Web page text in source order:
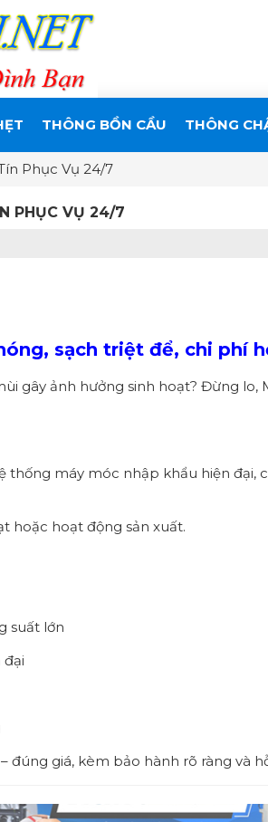
THÔNG BỒN CẦU THÔNG
Phục Vụ 24/7
PHỤC VỤ 24/7
sạch triệt để, chi phí
gây ảnh hưởng sinh hoạt? Đừng
thống máy móc nhập khẩu hiện
hoặc hoạt động sản xuất.
suất lớn
đúng giá, kèm bảo hành rõ ràng và